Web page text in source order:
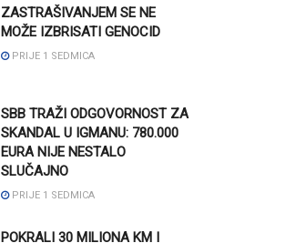
ZASTRAŠIVANJEM SE NE
MOŽE IZBRISATI GENOCID
PRIJE 1 SEDMICA
SBB TRAŽI ODGOVORNOST ZA
SKANDAL U IGMANU: 780.000
EURA NIJE NESTALO
SLUČAJNO
PRIJE 1 SEDMICA
POKRALI 30 MILIONA KM I